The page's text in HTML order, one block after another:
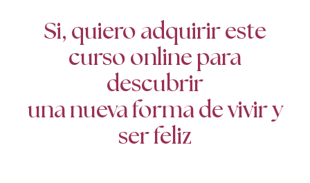
Si, quiero adquirir este
curso online para
descubrir
una nueva forma de vivir y
ser feliz